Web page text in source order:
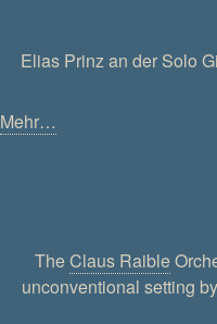
Elias Prinz an der Solo
Mehr…
TheClaus Raible
unconventional setting